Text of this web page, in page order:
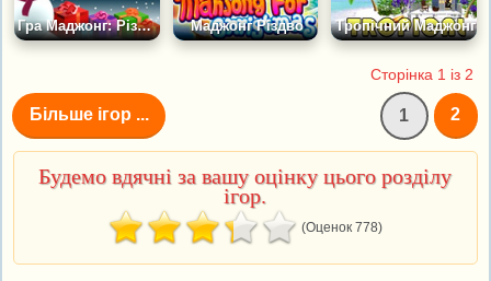
Гра Маджонг: Різдвяний Коннект Маджонг Різдво Тропічний Маджонг
Сторінка 1 із 2
Більше ігор ... 1 2
Будемо вдячні за вашу оцінку цього розділу
ігор.
(Оценок 778)